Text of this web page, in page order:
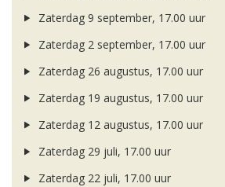
Zaterdag 9 september, 17.00 uur
Zaterdag 2 september, 17.00 uur
Zaterdag 26 augustus, 17.00 uur
Zaterdag 19 augustus, 17.00 uur
Zaterdag 12 augustus, 17.00 uur
Zaterdag 29 juli, 17.00 uur
Zaterdag 22 juli, 17.00 uur